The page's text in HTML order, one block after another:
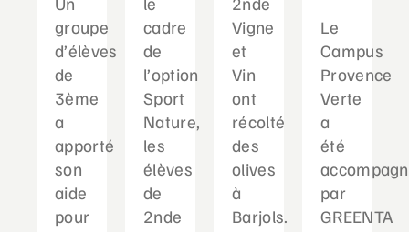
groupe
d’élèves
de
3ème
a
apporté
son
aide
pour
cadre
de
l’option
Sport
Nature,
les
élèves
de
2nde
Vigne
et
Vin
ont
récolté
des
olives
à
Barjols.
Le
Campus
Provence
Verte
a
été
par
GREENTA